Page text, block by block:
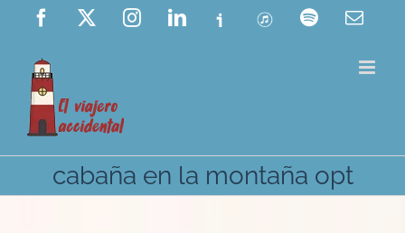
Saltar
contenido
Facebook InstagramLinkedIn
Ivoox ITunes Spotify
cabaña en la montaña opt